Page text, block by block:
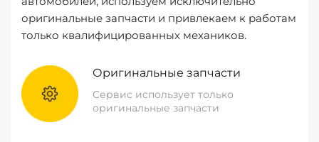
оригинальные запчасти и привлекаем к работам
только квалифицированных механиков.
Оригинальные запчасти
Сервис использует только
оригинальные запчасти